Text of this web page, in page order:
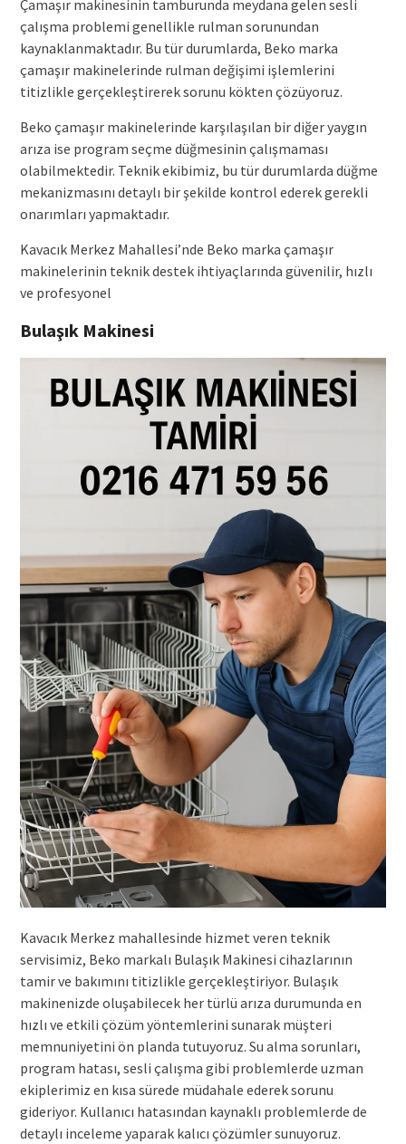
Çamaşır makinesinin tamburunda meydana gelen sesli
çalışma problemi genellikle rulman sorunundan
kaynaklanmaktadır. Bu tür durumlarda, Beko marka
çamaşır makinelerinde rulman değişimi işlemlerini
titizlikle gerçekleştirerek sorunu kökten çözüyoruz.
Beko çamaşır makinelerinde karşılaşılan bir diğer yaygın
arıza ise program seçme düğmesinin çalışmaması
olabilmektedir. Teknik ekibimiz, bu tür durumlarda düğme
mekanizmasını detaylı bir şekilde kontrol ederek gerekli
onarımları yapmaktadır.
Kavacık Merkez Mahallesi’nde Beko marka çamaşır
makinelerinin teknik destek ihtiyaçlarında güvenilir, hızlı
ve profesyonel
Bulaşık Makinesi
Kavacık Merkez mahallesinde hizmet veren teknik
servisimiz, Beko markalı Bulaşık Makinesi cihazlarının
tamir ve bakımını titizlikle gerçekleştiriyor. Bulaşık
makinenizde oluşabilecek her türlü arıza durumunda en
hızlı ve etkili çözüm yöntemlerini sunarak müşteri
memnuniyetini ön planda tutuyoruz. Su alma sorunları,
program hatası, sesli çalışma gibi problemlerde uzman
ekiplerimiz en kısa sürede müdahale ederek sorunu
gideriyor. Kullanıcı hatasından kaynaklı problemlerde de
detaylı inceleme yaparak kalıcı çözümler sunuyoruz.